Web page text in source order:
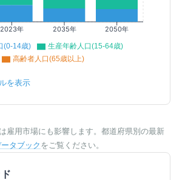
2023年 2035年 2050年
(0-14歳)
生産年齢人口(15-64歳)
高齢者人口(65歳以上)
を表示
雇用市場にも影響します。都道府県別の最新
タブック をご覧ください。